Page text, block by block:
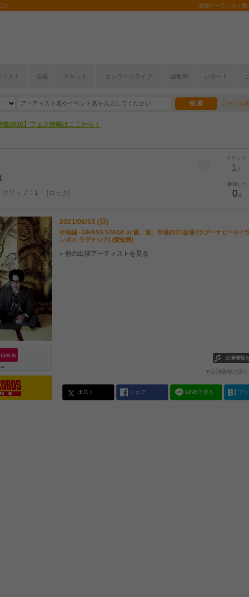
ス 登録アーティスト
ィスト 会場 チケット オンラインライブ 編集部 レポート
ジャンル
員ランキング】2026年上半期編発表！
集2026】フェス情報はここから！
クリップ
1 人
参加した
0人
クリップ：1 ロック
2021/06/13 (日)
＠海編 - GRASS STAGE at 森、道、市場2021会場 [ラグーナビーチ /
ンボス ラグナシア] (愛知県)
» 他の出演アーティストを見る
公演情報
▼公演情報の誤
ポスト シェア LINEで送る ブ